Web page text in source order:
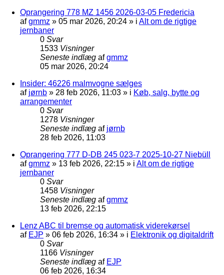
Oprangering 778 MZ 1456 2026-03-05 Fredericia
afgmmz » 05 mar 2026, 20:24 » i Alt om de rigtige
jernbaner
0 Svar
1533 Visninger
Seneste indlæg afgmmz
05 mar 2026, 20:24
Insider: 46226 malmvogne sælges
af jørnb » 28 feb 2026, 11:03 » i Køb, salg, bytte og
arrangementer
0 Svar
1278 Visninger
Seneste indlæg af jørnb
28 feb 2026, 11:03
Oprangering 777 D-DB 245 023-7 2025-10-27 Niebüll
afgmmz » 13 feb 2026, 22:15 » i Alt om de rigtige
jernbaner
0 Svar
1458 Visninger
Seneste indlæg afgmmz
13 feb 2026, 22:15
Lenz ABC til bremse og automatisk viderekørsel
af EJP » 06 feb 2026, 16:34 » i Elektronik og digitaldrift
0 Svar
1166 Visninger
Seneste indlæg af EJP
06 feb 2026, 16:34